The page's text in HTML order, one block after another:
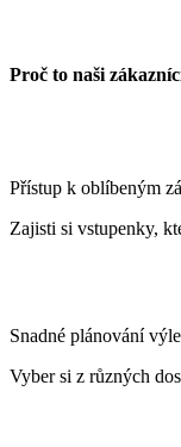
Proč to naši
Přístup k oblíbeným
Zajisti si vstupenky,
Snadné plánování
Vyber si z různých